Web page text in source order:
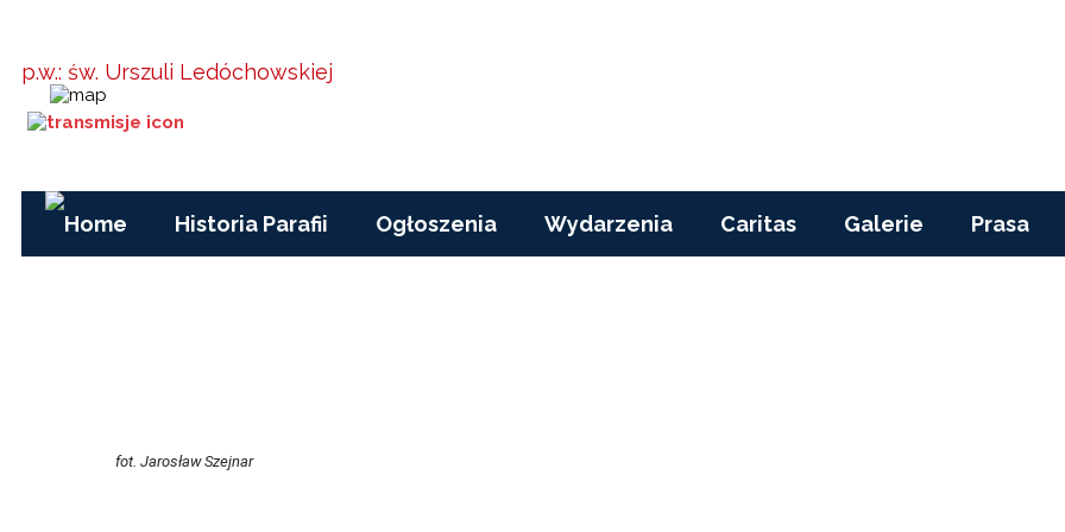
p.w.: św. Urszuli Ledóchowskiej
Historia Parafii Ogłoszenia Wydarzenia Caritas Galerie Prasa
fot. Jarosław Szejnar